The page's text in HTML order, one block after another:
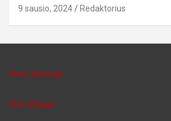
9 sausio, 2024 Redaktorius
Orai Lietuvoje
Orai Vilniuje